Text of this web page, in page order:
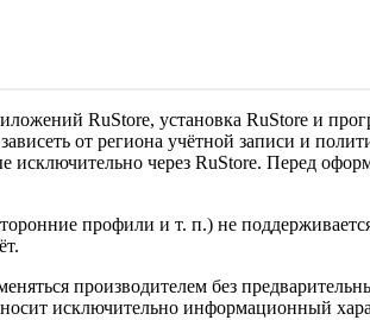
RuStore, установка RuStore и
от региона учётной записи и
через RuStore. Перед
профили и т. п.) не
производителем без
исключительно информационный